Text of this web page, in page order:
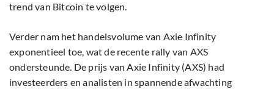
trend van Bitcoin te volgen.
Verder nam het handelsvolume van Axie Infinity
exponentieel toe, wat de recente rally van AXS
ondersteunde. De prijs van Axie Infinity (AXS) had
investeerders en analisten in spannende afwachting